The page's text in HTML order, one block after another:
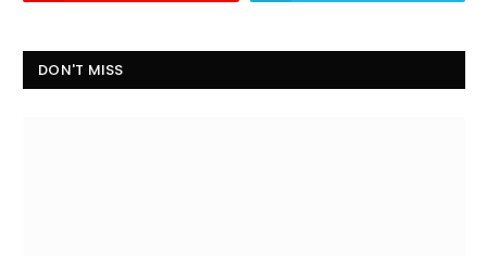
DON'T MISS